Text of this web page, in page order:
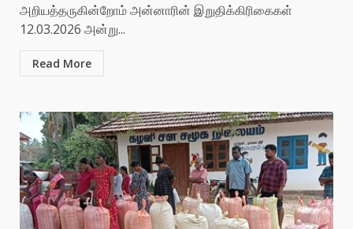
அறியத்தருகின்றோம் அன்னாரின் இறுதிக்கிரிகைகள்
12.03.2026 அன்று...
Read More